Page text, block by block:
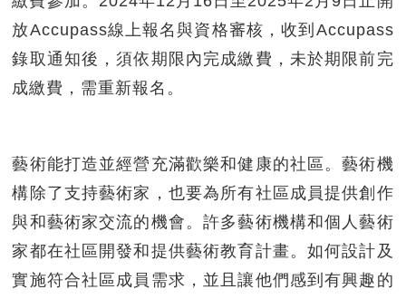
放Accupass線上報名與資格審核，收到Accupass
錄取通知後，須依期限內完成繳費，未於期限前完
成繳費，需重新報名。
藝術能打造並經營充滿歡樂和健康的社區。藝術機
構除了支持藝術家，也要為所有社區成員提供創作
與和藝術家交流的機會。許多藝術機構和個人藝術
家都在社區開發和提供藝術教育計畫。如何設計及
實施符合社區成員需求，並且讓他們感到有興趣的